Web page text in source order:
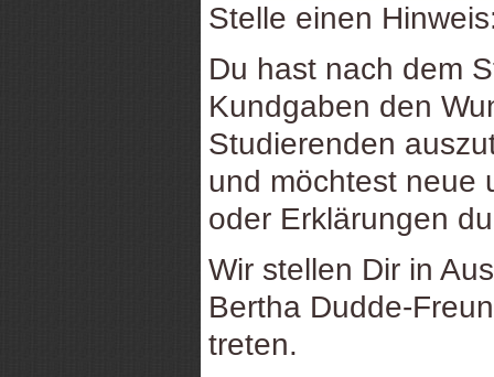
Stelle einen
Du hast nach dem
Kundgaben den
Studierenden
und möchtest neue
oder Erklärungen
Wir stellen Dir in
Bertha Dudde-
treten.